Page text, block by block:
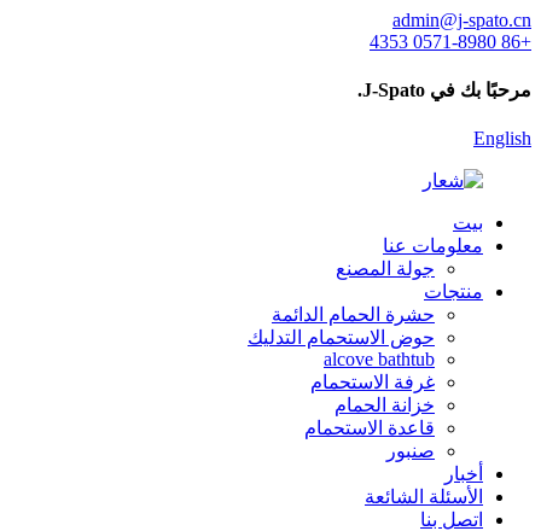
admin@j-spato.cn
+86 0571-8980 4353
مرحبًا بك في J-Spato.
English
بيت
معلومات عنا
جولة المصنع
منتجات
حشرة الحمام الدائمة
حوض الاستحمام التدليك
alcove bathtub
غرفة الاستحمام
خزانة الحمام
قاعدة الاستحمام
صنبور
أخبار
الأسئلة الشائعة
اتصل بنا